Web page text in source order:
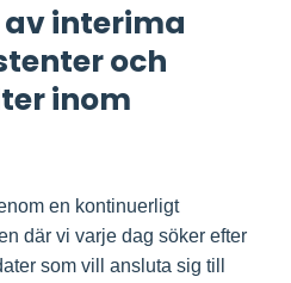
interima
och
inom
en kontinuerligt
där vi varje dag söker efter
som vill ansluta sig till